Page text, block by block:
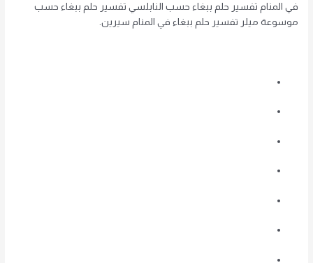
في المنام تفسير حلم ببغاء حسب النابلسي تفسير حلم ببغاء حسب
موسوعة ميلر تفسير حلم ببغاء في المنام سيرين.